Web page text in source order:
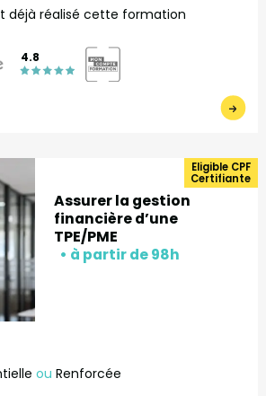
déjà réalisé cette formation
4.8
Eligible CPF
Certifiante
Assurer la gestion
financière d’une
TPE/PME
ou Renforcée